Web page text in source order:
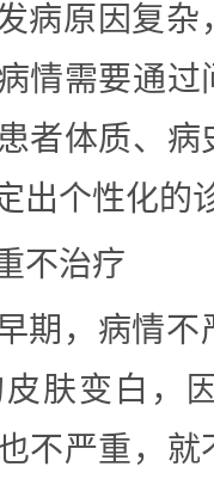
病原因复杂
情需要通
者体质、病
出个性化的
不治疗
期，病情不
肤变白，
不严重，